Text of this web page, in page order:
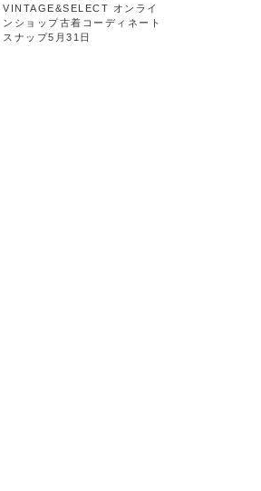
VINTAGE&SELECT オンライ
ンショップ古着コーディネート
スナップ5月31日